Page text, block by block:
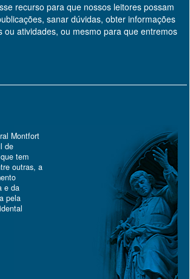
recurso para que nossos leitores possam
sanar dúvidas, obter informações
ou atividades, ou mesmo para que entremos
Montfort
de
tem
outras, a
e da
pela